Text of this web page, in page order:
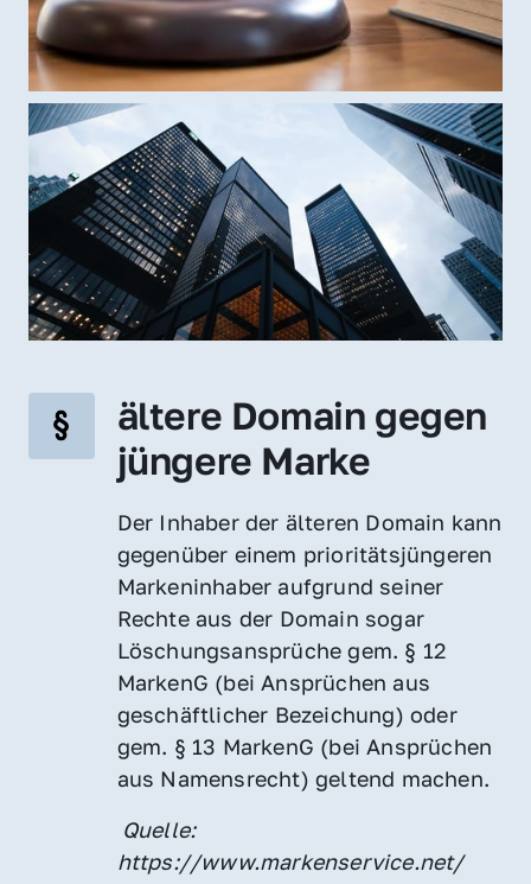
ältere Domain gegen
jüngere Marke
Der Inhaber der älteren Domain kann
gegenüber einem prioritätsjüngeren
Markeninhaber aufgrund seiner
Rechte aus der Domain sogar
Löschungsansprüche gem. § 12
MarkenG (bei Ansprüchen aus
geschäftlicher Bezeichung) oder
gem. § 13 MarkenG (bei Ansprüchen
aus Namensrecht) geltend machen.
https://www.markenservice.net/